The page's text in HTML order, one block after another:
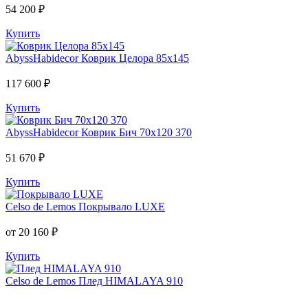
54 200 ₽
Купить
AbyssHabidecor Коврик Целора 85х145
117 600 ₽
Купить
AbyssHabidecor Коврик Бич 70х120 370
51 670 ₽
Купить
Celso de Lemos Покрывало LUXE
от 20 160 ₽
Купить
Celso de Lemos Плед HIMALAYA 910